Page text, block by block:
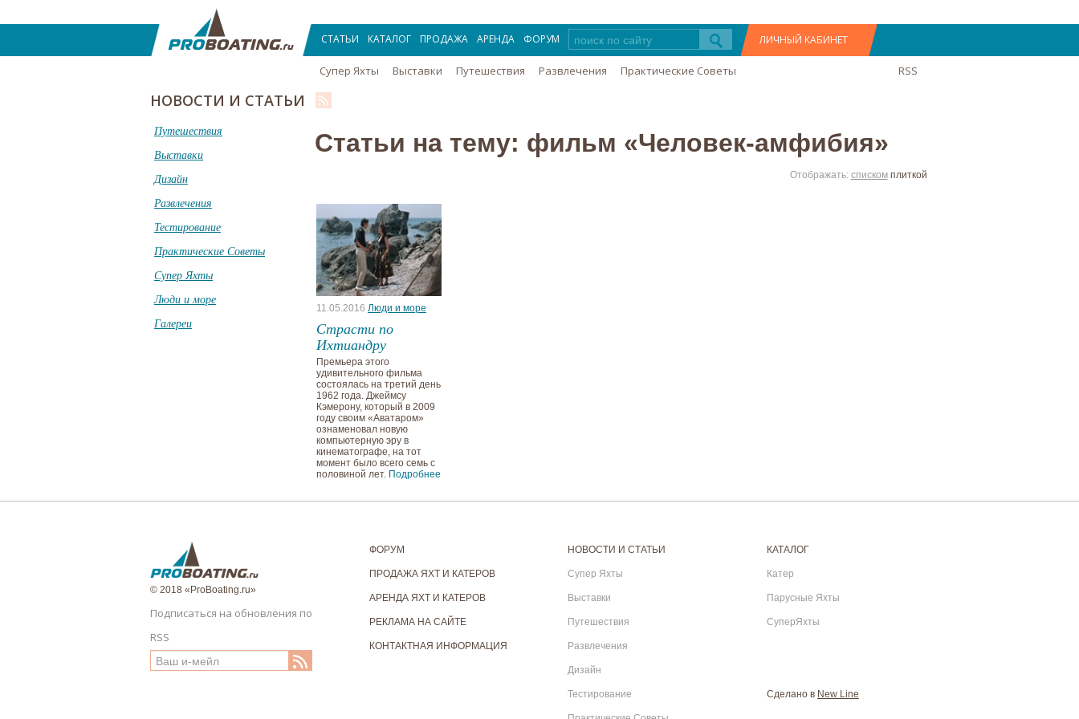
СТАТЬИ КАТАЛОГ ПРОДАЖА АРЕНДА ФОРУМ ЛИЧНЫЙ КАБИНЕТ
Супер Яхты Выставки Путешествия Развлечения Практические Советы RSS
НОВОСТИ И СТАТЬИ
Путешествия
Выставки
Дизайн
Развлечения
Тестирование
Практические Советы
Супер Яхты
Люди и море
Галереи
Статьи на тему: фильм «Человек-амфибия»
Отображать: списком плиткой
11.05.2016 Люди и море
Страсти по
Ихтиандру
Премьера этого
удивительного фильма
состоялась на третий день
1962 года. Джеймсу
Кэмерону, который в 2009
году своим «Аватаром»
ознаменовал новую
компьютерную эру в
кинематографе, на тот
момент было всего семь с
половиной лет. Подробнее
© 2018 «ProBoating.ru»
Подписаться на обновления по
RSS
ФОРУМ
ПРОДАЖА ЯХТ И КАТЕРОВ
АРЕНДА ЯХТ И КАТЕРОВ
РЕКЛАМА НА САЙТЕ
КОНТАКТНАЯ ИНФОРМАЦИЯ
НОВОСТИ И СТАТЬИ
Супер Яхты
Выставки
Путешествия
Развлечения
Дизайн
Тестирование
КАТАЛОГ
Катер
Парусные Яхты
СуперЯхты
Сделано в New Line